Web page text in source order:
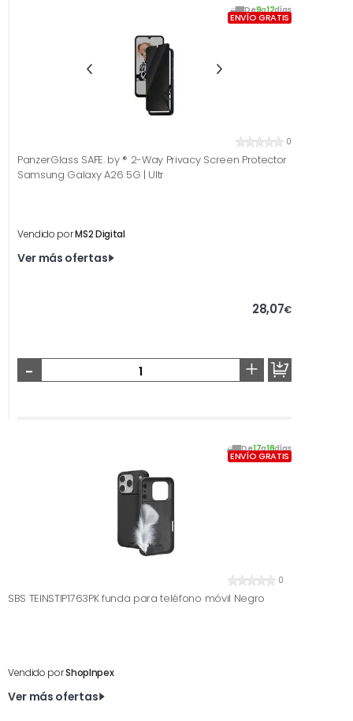
De9a12días
ENVÍO GRATIS
0
PanzerGlass SAFE. by ® 2-Way Privacy Screen Protector
Samsung Galaxy A26 5G | Ultr
Vendido porMS2 Digital
Ver más ofertas
28,07€
- +
De17a18días
ENVÍO GRATIS
0
SBS TEINSTIP1763PK funda para teléfono móvil Negro
Vendido porShopInpex
Ver más ofertas